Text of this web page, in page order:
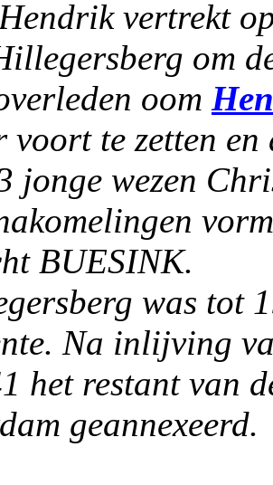
vertrekt
om
oom
voort te zetten en
jonge wezen
BUESINK.
was tot
Na inlijving
het restant van
geannexeerd.